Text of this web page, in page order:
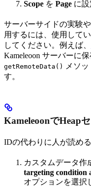
Scope を Page に設
サーバーサイドの実験
用するには、使用して
してください。例えば、
Kameleoon サーバーに
getRemoteData()
メソ
す。
KameleoonでHeap
IDの代わりに人が読め
カスタムデータ作
targeting condition
オプションを選択